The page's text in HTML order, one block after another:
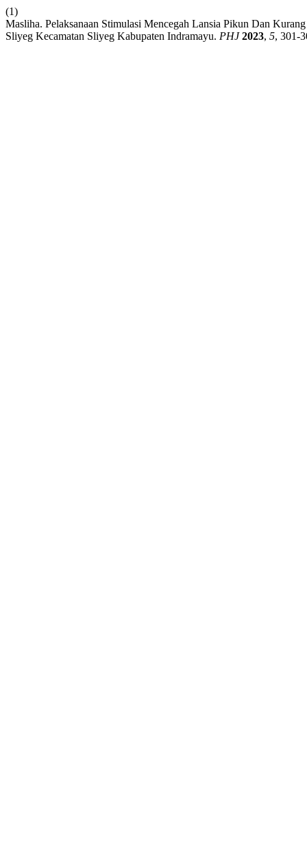
(1)
Masliha. Pelaksanaan Stimulasi Mencegah Lansia Pikun Dan
Sliyeg Kecamatan Sliyeg Kabupaten Indramayu. PHJ 2023, 5, 301-